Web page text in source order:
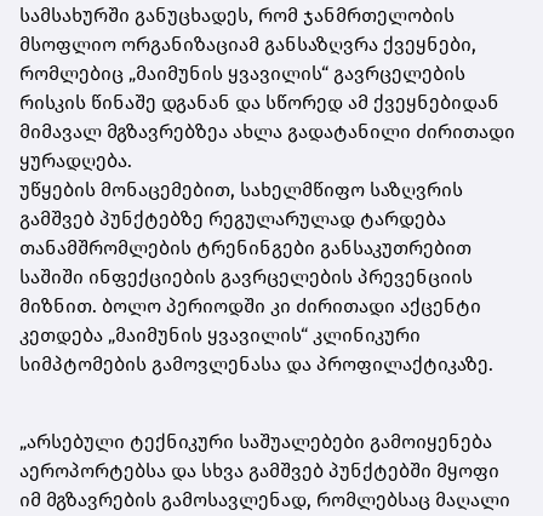
სამსახურში განუცხადეს, რომ ჯანმრთელობის
მსოფლიო ორგანიზაციამ განსაზღვრა ქვეყნები,
რომლებიც „მაიმუნის ყვავილის“ გავრცელების
რისკის წინაშე დგანან და სწორედ ამ ქვეყნებიდან
მიმავალ მგზავრებზეა ახლა გადატანილი ძირითადი
ყურადღება.
უწყების მონაცემებით, სახელმწიფო საზღვრის
გამშვებ პუნქტებზე რეგულარულად ტარდება
თანამშრომლების ტრენინგები განსაკუთრებით
საშიში ინფექციების გავრცელების პრევენციის
მიზნით. ბოლო პერიოდში კი ძირითადი აქცენტი
კეთდება „მაიმუნის ყვავილის“ კლინიკური
სიმპტომების გამოვლენასა და პროფილაქტიკაზე.
„არსებული ტექნიკური საშუალებები გამოიყენება
აეროპორტებსა და სხვა გამშვებ პუნქტებში მყოფი
იმ მგზავრების გამოსავლენად, რომლებსაც მაღალი